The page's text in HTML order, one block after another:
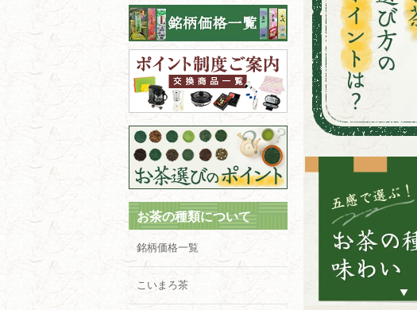
お茶の種類について
銘柄価格一覧
こいまろ茶